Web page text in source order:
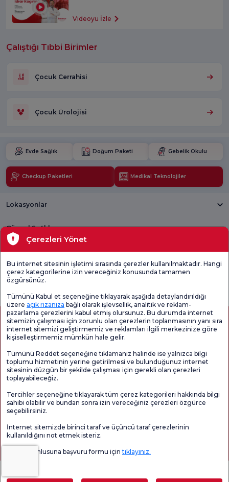
Videoyu İzle
Çalıştığı Tıbbi Birimler
Çocuk Cerrahisi
Çocuk Ürolojisi
Evde Sağlık Doğum Paketi Gebelik Okulu
Checkup Paketleri Medikal Teknolojiler
Lokasyonlar
Güncel Sağlık
Tıbbi Birimler
Genel
Sayfa içeriği sadece bilgilendirme amaçlıdır. Tanı ve tedavi için mutlaka
doktorunuza başvurunuz.
@2026 Grup Florence Nightingale Hastaneleri
Editör: Uğurcan Durmuş - 0 549 455 55 46. - Güncelleme Tarihi: 10.08.2026
Çerezleri Yönet
Bu internet sitesinin işletimi sırasında çerezler kullanılmaktadır. Hangi
çerez kategorilerine izin vereceğiniz konusunda tamamen
özgürsünüz.
Tümünü Kabul et seçeneğine tıklayarak aşağıda detaylandırıldığı
üzere açık rızanıza bağlı olarak işlevsellik, analitik ve reklam-
pazarlama çerezlerini kabul etmiş olursunuz. Bu durumda internet
sitemizin çalışması için zorunlu olan çerezlerin toplanmasının yanı sıra
internet sitemizi geliştirmemiz ve reklamları ilgili merkezinize göre
kişiselleştirmemiz mümkün hale gelir.
Tümünü Reddet seçeneğine tıklamanız halinde ise yalnızca bilgi
toplumu hizmetinin yerine getirilmesi ve bulunduğunuz internet
sitesinin düzgün bir şekilde çalışması için gerekli olan çerezleri
toplayabileceğiz.
Tercihler seçeneğine tıklayarak tüm çerez kategorileri hakkında bilgi
sahibi olabilir ve bundan sonra izin vereceğiniz çerezleri özgürce
seçebilirsiniz.
İnternet sitemizde birinci taraf ve üçüncü taraf çerezlerinin
kullanıldığını not etmek isteriz.
Veri sorumlusuna başvuru formu içintıklayınız.